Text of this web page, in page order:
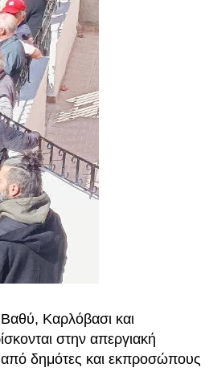
Καρλόβασι και
στην απεργιακή
από δημότες και εκπροσώπους